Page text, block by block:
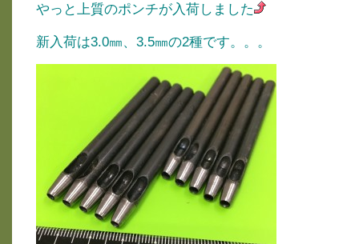
やっと上質のポンチが入荷しました
新入荷は3.0㎜、3.5㎜の2種です。。。